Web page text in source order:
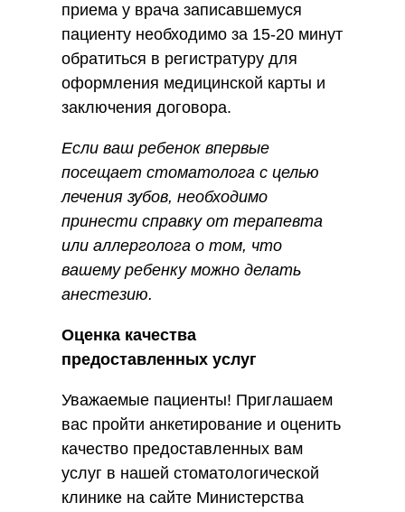
приема у врача записавшемуся
пациенту необходимо за 15-20 минут
обратиться в регистратуру для
оформления медицинской карты и
заключения договора.
Если ваш ребенок впервые
посещает стоматолога с целью
лечения зубов, необходимо
принести справку от терапевта
или аллерголога о том, что
вашему ребенку можно делать
анестезию.
Оценка качества
предоставленных услуг
Уважаемые пациенты! Приглашаем
вас пройти анкетирование и оценить
качество предоставленных вам
услуг в нашей стоматологической
клинике на сайте Министерства